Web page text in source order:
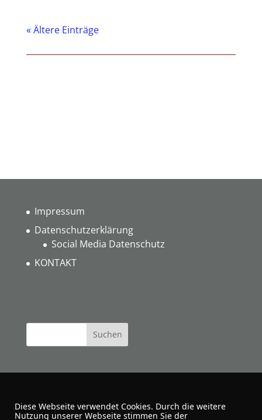
« Ältere Einträge
Impressum
Datenschutzerklärung
Social Media Datenschutz
KONTAKT
Über mich
Diese Webseite verwendet Cookies. Durch die weitere
Nutzung unserer Webseite stimmen Sie der